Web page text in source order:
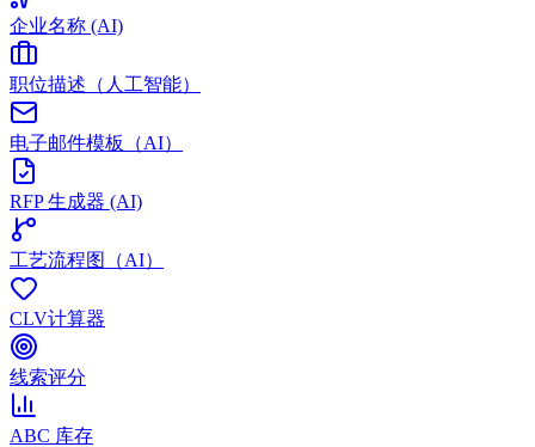
企业名称 (AI)
职位描述（人工智能）
电子邮件模板（AI）
RFP 生成器 (AI)
工艺流程图（AI）
CLV计算器
线索评分
ABC 库存